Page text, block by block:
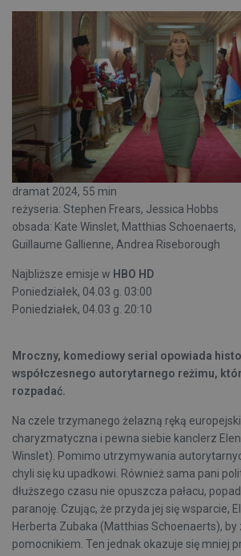
dramat 2024, 55 min
reżyseria: Stephen Frears, Jessica Hobbs
obsada: Kate Winslet, Matthias Schoenaerts,
Guillaume Gallienne, Andrea Riseborough
Najbliższe emisje w HBO HD
Poniedziałek, 04.03 g. 03:00
Poniedziałek, 04.03 g. 20:10
Mroczny, komediowy serial opowiada
współczesnego autorytarnego reżimu,
rozpadać.
Na czele trzymanego żelazną ręką
charyzmatyczna i pewna siebie kanclerz
Winslet). Pomimo utrzymywania
chyli się ku upadkowi. Również sama pani
dłuższego czasu nie opuszcza pałacu,
paranoję. Czując, że przyda jej się wsparcie,
Herberta Zubaka (Matthias Schoenaerts), by
pomocnikiem. Ten jednak okazuje się mniej